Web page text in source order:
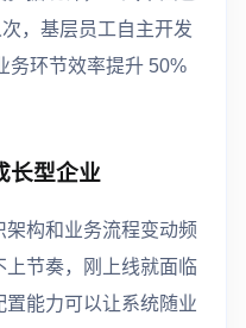
，基层员工自主开发
务环节效率提升 50%
长型企业
构和业务流程变动频
节奏，刚上线就面临
能力可以让系统随业